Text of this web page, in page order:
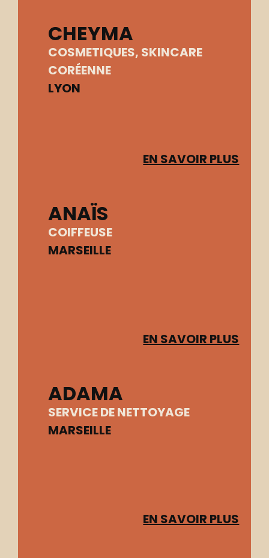
CHEYMA
COSMETIQUES, SKINCARE
CORÉENNE
LYON
EN SAVOIR PLUS
ANAÏS
COIFFEUSE
MARSEILLE
EN SAVOIR PLUS
ADAMA
SERVICE DE NETTOYAGE
MARSEILLE
EN SAVOIR PLUS